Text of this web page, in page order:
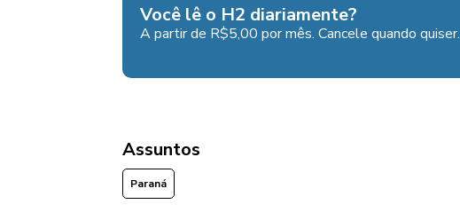
Você lê o H2 diariamente?
A partir de R$5,00 por mês. Cancele quando quiser.
Assuntos
Paraná